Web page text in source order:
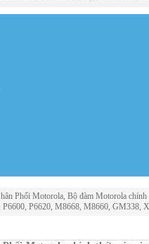
Phối Motorola, Bộ đàm Motorola
P6620, M8668, M8660, GM338,